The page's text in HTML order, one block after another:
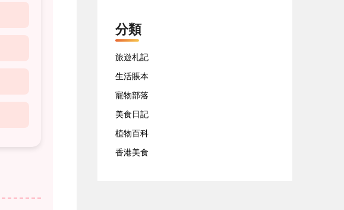
分類
旅遊札記
生活賬本
寵物部落
美食日記
植物百科
香港美食